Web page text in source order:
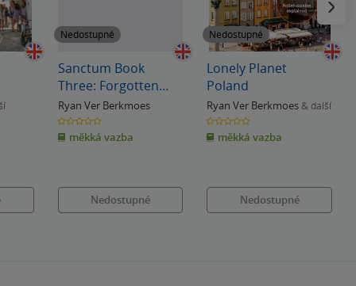
Nedostupné
Sanctum Book
Three: Forgotten
World
Ryan Ver Berkmoes
0.0
z
5
hvězdiček
měkká vazba
Nedostupné
Nedostupné
Lonely Planet
Poland
Ryan Ver Berkmoes & další
0.0
z
5
hvězdiček
měkká vazba
Nedostupné